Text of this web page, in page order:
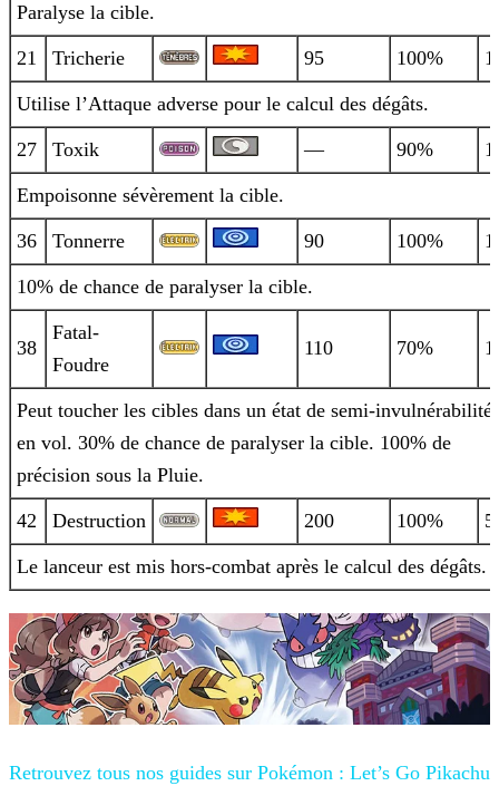
Paralyse la cible.
21 Tricherie 95 100%
Utilise l’Attaque adverse pour le calcul des dégâts.
27 Toxik — 90%
Empoisonne sévèrement la cible.
36 Tonnerre 90 100%
10% de chance de paralyser la cible.
38
Fatal-
Foudre
110 70%
Peut toucher les cibles dans un état de semi-invulnérabilité
en vol. 30% de chance de paralyser la cible. 100% de
précision sous la Pluie.
42 Destruction 200 100% 5
Le lanceur est mis hors-combat après le calcul des dégâts.
Retrouvez tous nos guides sur Pokémon : Let’s Go Pikachu